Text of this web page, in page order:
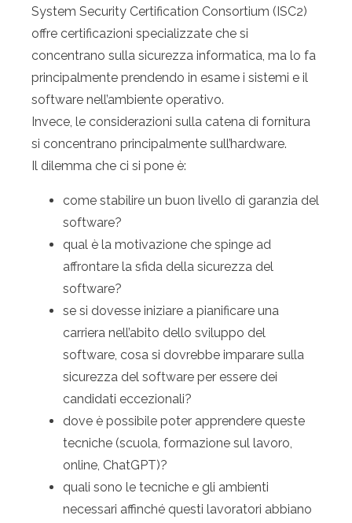
System Security Certification Consortium (ISC2)
offre certificazioni specializzate che si
concentrano sulla sicurezza informatica, ma lo fa
principalmente prendendo in esame i sistemi e il
software nell’ambiente operativo.
Invece, le considerazioni sulla catena di fornitura
si concentrano principalmente sull’hardware.
Il dilemma che ci si pone è:
come stabilire un buon livello di garanzia del
software?
qual è la motivazione che spinge ad
affrontare la sfida della sicurezza del
software?
se si dovesse iniziare a pianificare una
carriera nell’abito dello sviluppo del
software, cosa si dovrebbe imparare sulla
sicurezza del software per essere dei
candidati eccezionali?
dove è possibile poter apprendere queste
tecniche (scuola, formazione sul lavoro,
online, ChatGPT)?
quali sono le tecniche e gli ambienti
necessari affinché questi lavoratori abbiano